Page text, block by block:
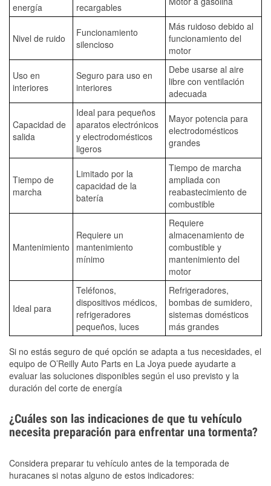
energía
recargables
Nivel de ruido
Funcionamiento
silencioso
Más ruidoso debido al
funcionamiento del
motor
Uso en
interiores
Seguro para uso en
interiores
Debe usarse al aire
libre con ventilación
adecuada
Capacidad de
salida
Ideal para pequeños
aparatos electrónicos
y electrodomésticos
ligeros
Mayor potencia para
electrodomésticos
grandes
Tiempo de
marcha
Limitado por la
capacidad de la
batería
Tiempo de marcha
ampliada con
reabastecimiento de
combustible
Mantenimiento
Requiere un
mantenimiento
mínimo
Requiere
almacenamiento de
combustible y
mantenimiento del
motor
Ideal para
Teléfonos,
dispositivos médicos,
refrigeradores
pequeños, luces
Refrigeradores,
bombas de sumidero,
sistemas domésticos
más grandes
Si no estás seguro de qué opción se adapta a tus necesidades, el
equipo de O’Reilly Auto Parts en La Joya puede ayudarte a
evaluar las soluciones disponibles según el uso previsto y la
duración del corte de energía
¿Cuáles son las indicaciones de que tu vehículo
necesita preparación para enfrentar una tormenta?
Considera preparar tu vehículo antes de la temporada de
huracanes si notas alguno de estos indicadores: